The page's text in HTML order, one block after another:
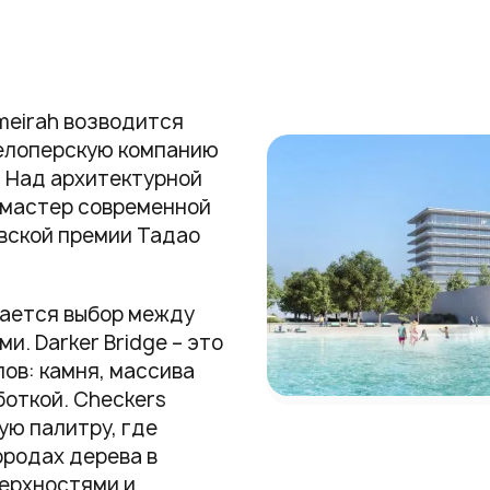
возводится
компанию
архитектурной
современной
премии Тадао
выбор между
Darker Bridge – это
камня, массива
Checkers
палитру, где
дерева в